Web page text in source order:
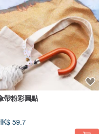
帶粉彩圓點
59.7